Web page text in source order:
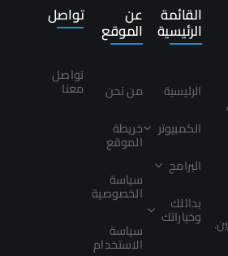
القائمة
الرئيسية
الرئيسية
الكمبيوتر
البرامج
بدائلك
وخياراتك
عن
الموقع
من نحن
خريطة
الموقع
سياسة
الخصوصية
سياسة
الاستخدام
تواصل
تواصل
معنا